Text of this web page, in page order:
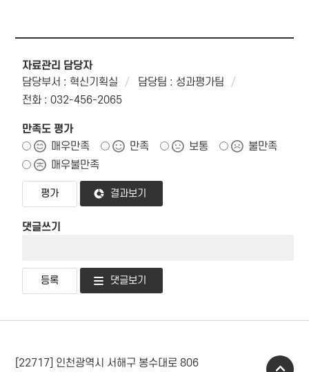
자료관리 담당자
담당부서 : 혁신기획실
담당팀 : 성과평가팀
전화 : 032-456-2065
만족도 평가
매우만족
만족 보통
불만족
매우불만족
결과보기
댓글쓰기
댓글보기
[22717] 인천광역시 서해구 봉수대로 806